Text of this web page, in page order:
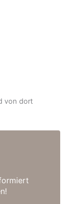
von dort